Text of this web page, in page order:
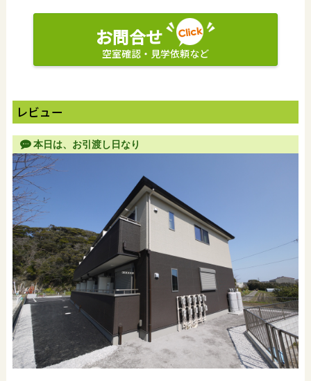
お問合せ
空室確認・見学依頼など
レビュー
本日は、お引渡し日なり